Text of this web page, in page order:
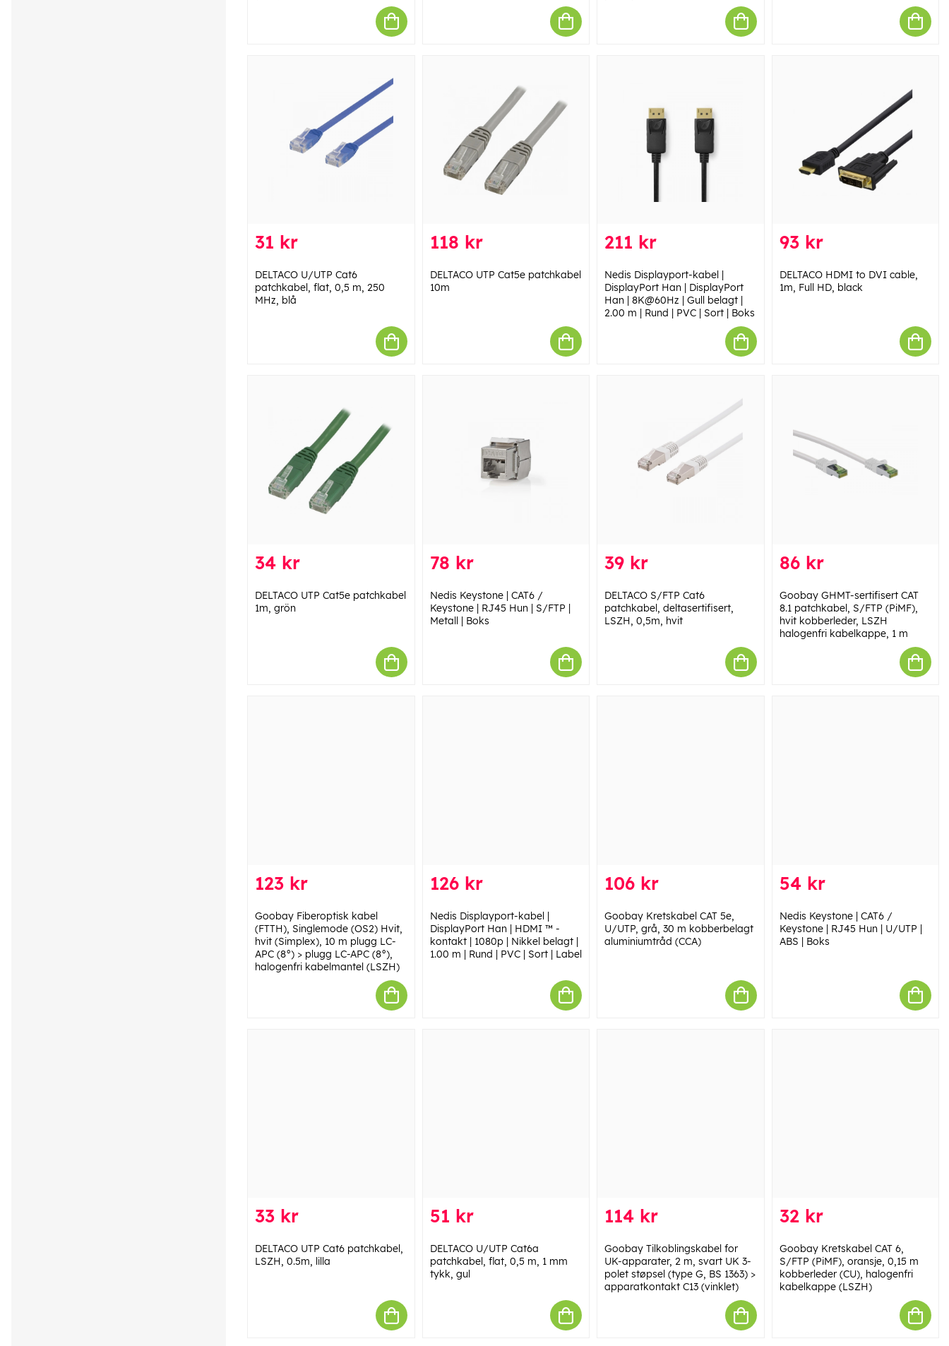
31 kr
DELTACO U/UTP Cat6
patchkabel, flat, 0,5 m, 250
MHz, blå
118 kr
DELTACO UTP Cat5e patchkabel
10m
211 kr
Nedis Displayport-kabel |
DisplayPort Han | DisplayPort
Han | 8K@60Hz | Gull belagt |
2.00 m | Rund | PVC | Sort | Boks
93 kr
DELTACO HDMI to DVI cable,
1m, Full HD, black
34 kr
DELTACO UTP Cat5e patchkabel
1m, grön
78 kr
Nedis Keystone | CAT6 /
Keystone | RJ45 Hun | S/FTP |
Metall | Boks
39 kr
DELTACO S/FTP Cat6
patchkabel, deltasertifisert,
LSZH, 0,5m, hvit
86 kr
Goobay GHMT-sertifisert CAT
8.1 patchkabel, S/FTP (PiMF),
hvit kobberleder, LSZH
halogenfri kabelkappe, 1 m
123 kr
Goobay Fiberoptisk kabel
(FTTH), Singlemode (OS2) Hvit,
hvit (Simplex), 10 m plugg LC-
APC (8°) > plugg LC-APC (8°),
halogenfri kabelmantel (LSZH)
126 kr
Nedis Displayport-kabel |
DisplayPort Han | HDMI ™ -
kontakt | 1080p | Nikkel belagt |
1.00 m | Rund | PVC | Sort | Label
106 kr
Goobay Kretskabel CAT 5e,
U/UTP, grå, 30 m kobberbelagt
aluminiumtråd (CCA)
54 kr
Nedis Keystone | CAT6 /
Keystone | RJ45 Hun | U/UTP |
ABS | Boks
33 kr
DELTACO UTP Cat6 patchkabel,
LSZH, 0.5m, lilla
51 kr
DELTACO U/UTP Cat6a
patchkabel, flat, 0,5 m, 1 mm
tykk, gul
114 kr
Goobay Tilkoblingskabel for
UK-apparater, 2 m, svart UK 3-
polet støpsel (type G, BS 1363) >
apparatkontakt C13 (vinklet)
32 kr
Goobay Kretskabel CAT 6,
S/FTP (PiMF), oransje, 0,15 m
kobberleder (CU), halogenfri
kabelkappe (LSZH)